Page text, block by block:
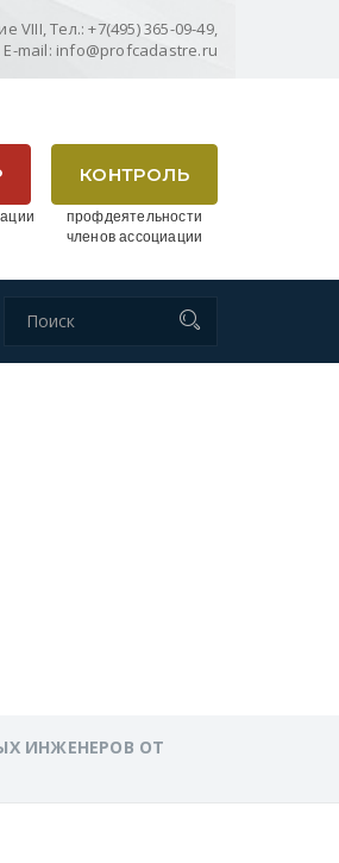
VIII, Тел.: +7(495) 365-09-49,
E-mail: info@profcadastre.ru
КОНТРОЛЬ
профдеятельности
членов ассоциации
ИНЖЕНЕРОВ ОТ